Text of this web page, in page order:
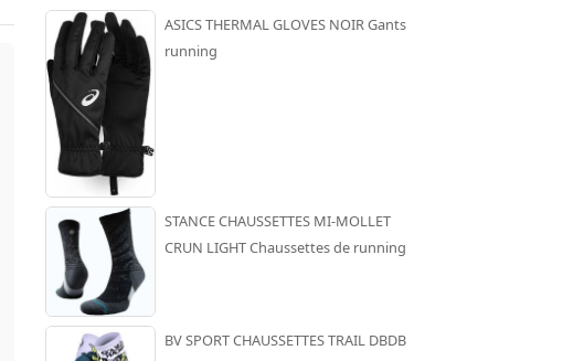
ASICS THERMAL GLOVES NOIR Gants
running
STANCE CHAUSSETTES MI-MOLLET
CRUN LIGHT Chaussettes de running
BV SPORT CHAUSSETTES TRAIL DBDB